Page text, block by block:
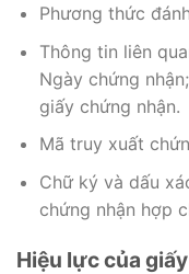
Phương thức
Thông tin liên
Ngày chứng
giấy chứng nhận.
Mã truy xuất
Chữ ký và dấu
chứng nhận hợp
Hiệu lực của